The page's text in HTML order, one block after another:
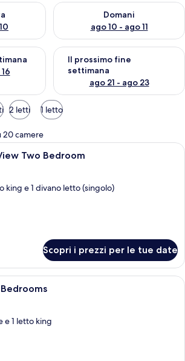
per questa sera, ago 9 - ago 10
Domani
ago 10 - ago 11
Verifica la disponibilità per
per questo fine settimana, ago 14 -
Il prossimo fine
settimana
ago 21 - ago 23
Verifica la disponibilità per il
2 letti 1 letto
20 camere
Una camera d'albergo moderna con
Two Bedroom
king e 1 divano letto (singolo)
Scopri i prezzi per le tue date
Una camera d'albergo moderna con
e 1 letto king